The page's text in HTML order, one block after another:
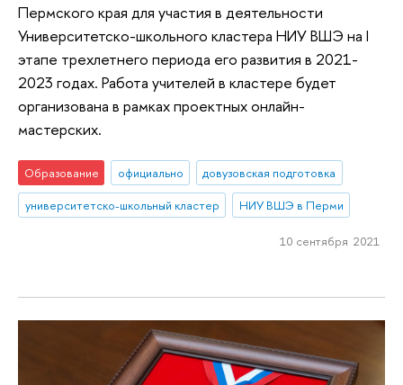
Пермского края для участия в деятельности
Университетско-школьного кластера НИУ ВШЭ на I
этапе трехлетнего периода его развития в 2021-
2023 годах. Работа учителей в кластере будет
организована в рамках проектных онлайн-
мастерских.
Образование официально
довузовская подготовка
университетско-школьный кластер
НИУ ВШЭ в Перми
10 сентября 2021